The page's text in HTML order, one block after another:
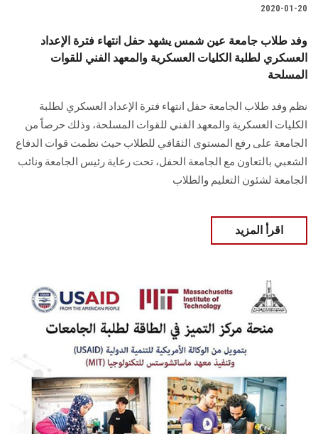
2020-01-20
وفد طلاب جامعة عين شمس يشهد حفل انتهاء فترة الإعداد
العسكري لطلبة الكليات العسكرية والمعهد الفني للقوات
المسلحة
نظم وفد طلاب الجامعة حفل انتهاء فترة الإعداد العسكري لطلبة
الكليات العسكرية والمعهد الفني للقوات المسلحة، وذلك حرصاً من
الجامعة على رفع المستوى الثقافي للطلاب حيث نظمت قوات الدفاع
الشعبي بالتعاون مع الجامعة الحفل، تحت رعاية رئيس الجامعة ونائب
الجامعة لشئون التعليم والطلاب
اقرأ المزيد